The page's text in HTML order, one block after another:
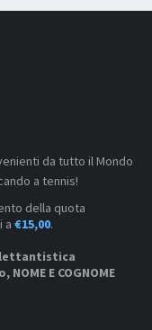
da tutto il Mondo
a tennis!
della quota
a €15,00.
E COGNOME